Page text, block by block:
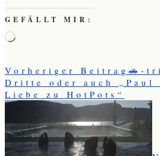
GEFÄLLT MIR:
Wird
Vorheriger Beitrag 🚗-
Dritte oder auch „Paul
Liebe zu HotPots“